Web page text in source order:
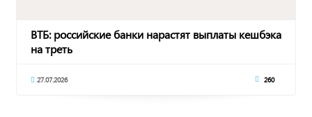
ВТБ: российские банки нарастят выплаты кешбэка
на треть
27.07.2026 260